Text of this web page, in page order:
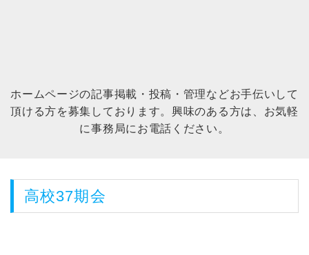
ホームページの記事掲載・投稿・管理などお手伝いして
頂ける方を募集しております。興味のある方は、お気軽
に事務局にお電話ください。
高校37期会